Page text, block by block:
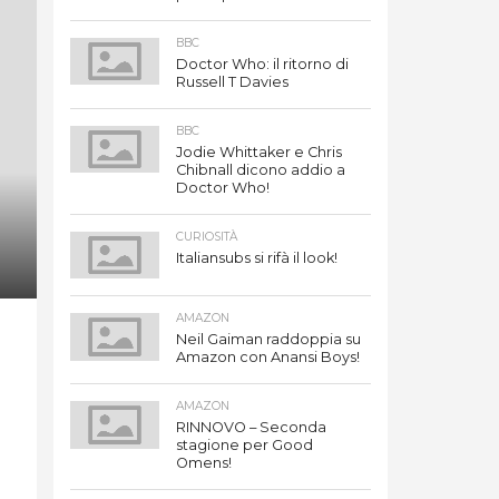
BBC
Doctor Who: il ritorno di
Russell T Davies
BBC
Jodie Whittaker e Chris
Chibnall dicono addio a
Doctor Who!
CURIOSITÀ
Italiansubs si rifà il look!
AMAZON
Neil Gaiman raddoppia su
Amazon con Anansi Boys!
AMAZON
RINNOVO – Seconda
stagione per Good
Omens!